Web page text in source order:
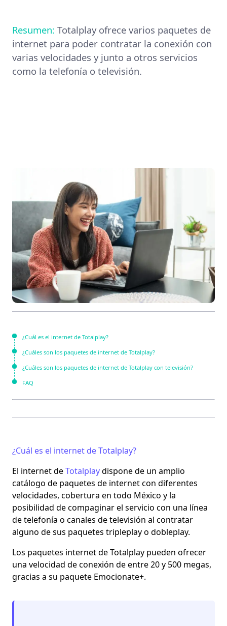
¿Cuál es el internet de Totalplay?
¿Cuáles son los paquetes de internet de Totalplay?
¿Cuáles son los paquetes de internet de Totalplay con televisión?
FAQ
Resumen: Totalplay ofrece varios paquetes de
internet para poder contratar la conexión con
varias velocidades y junto a otros servicios
como la telefonía o televisión.
¿Cuál es el internet de Totalplay?
El internet deTotalplaydispone de un amplio
catálogo de paquetes de internet con diferentes
velocidades, cobertura en todo México y la
posibilidad de compaginar el servicio con una línea
de telefonía o canales de televisión al contratar
alguno de sus paquetes tripleplay o dobleplay.
Los paquetes internet de Totalplay pueden ofrecer
una velocidad de conexión de entre 20 y 500 megas,
gracias a su paquete Emocionate+.